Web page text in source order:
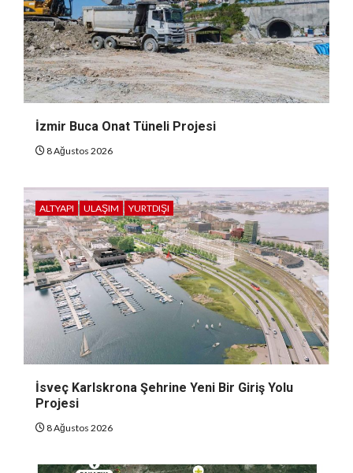
İzmir Buca Onat Tüneli Projesi
8 Ağustos 2026
ALTYAPI ULAŞIM YURTDIŞI
İsveç Karlskrona Şehrine Yeni Bir Giriş Yolu
Projesi
8 Ağustos 2026